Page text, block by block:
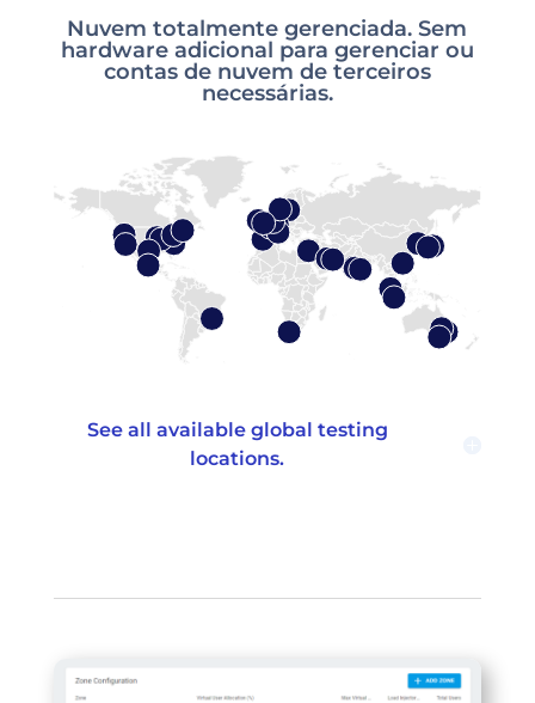
Nuvem totalmente gerenciada. Sem
hardware adicional para gerenciar ou
contas de nuvem de terceiros
necessárias.
See all available global testing
locations.